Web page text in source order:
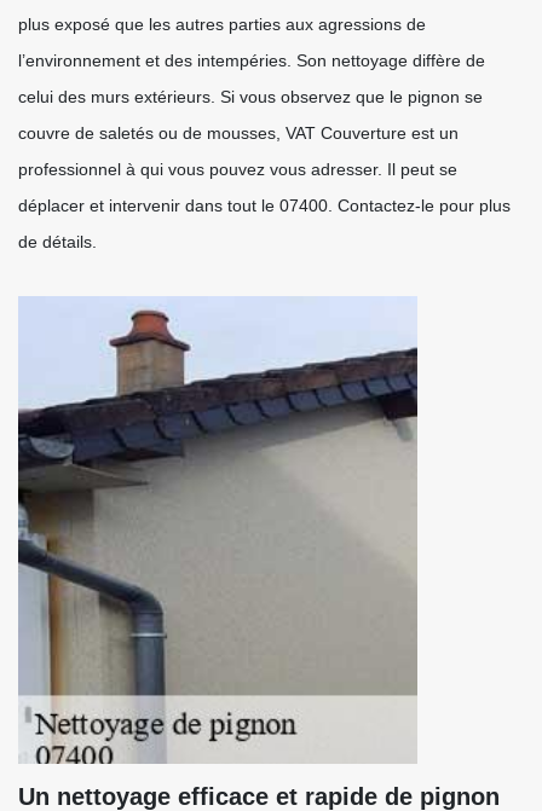
plus exposé que les autres parties aux agressions de
l’environnement et des intempéries. Son nettoyage diffère de
celui des murs extérieurs. Si vous observez que le pignon se
couvre de saletés ou de mousses, VAT Couverture est un
professionnel à qui vous pouvez vous adresser. Il peut se
déplacer et intervenir dans tout le 07400. Contactez-le pour plus
de détails.
Un nettoyage efficace et rapide de pignon